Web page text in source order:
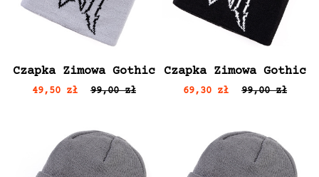
Czapka Zimowa Gothic
49,50 zł 99,00 zł
Czapka Zimowa Gothic
69,30 zł 99,00 zł